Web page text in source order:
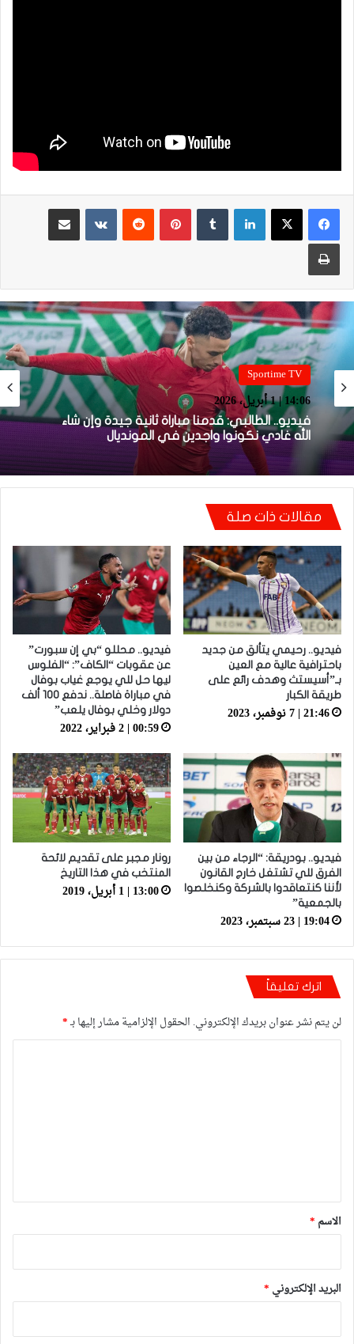
لينكدإن بينتيريست
مشاركة عبر البريد
طباعة
Sportime TV
14:06 | 1 أبريل، 2026
الله غادي نكونوا واجدين في المونديال
Sportime TV
14:05 | 1 أبريل، 2026
فيديو.. بونو: اللاعبين تعاملو مزيان مع المباراة وخا
مكانتش ساهلة وحنا كنحاولوا نركزوا باش نعاونوا
المنتخب
مقالات ذات صلة
فيديو.. رحيمي يتألق من جديد
باحترافية عالية مع العين
بـ”أسيستث وهدف رائع على
طريقة الكبار
21:46 | 7 نوفمبر، 2023
فيديو.. محللو “بي إن سبورت”
عن عقوبات “الكاف”: “الفلوس
ليها حل للي يوجع غياب بوفال
في مباراة فاصلة.. ندفع 100 ألف
دولار وخلي بوفال يلعب”
00:59 | 2 فبراير، 2022
فيديو.. بودريقة: “الرجاء من بين
الفرق للي تشتغل خارج القانون
لأننا كنتعاقدوا بالشركة وكنخلصوا
بالجمعية”
19:04 | 23 سبتمبر، 2023
رونار مجبر على تقديم لائحة
المنتخب في هذا التاريخ
13:00 | 1 أبريل، 2019
اترك تعليقاً
لن يتم نشر عنوان بريدك الإلكتروني. الحقول الإلزامية مشار إليها بـ*
*
الاسم *
البريد الإلكتروني *